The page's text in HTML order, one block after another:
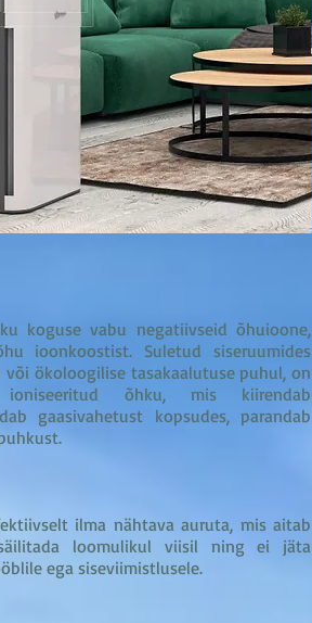
koguse vabu negatiivseid õhuioone,
ioonkoostist. Suletud siseruumides
või ökoloogilise tasakaalutuse puhul, on
õhku, mis kiirendab
gaasivahetust kopsudes, parandab
ilma nähtava auruta, mis aitab
loomulikul viisil ning ei jäta
ega siseviimistlusele.